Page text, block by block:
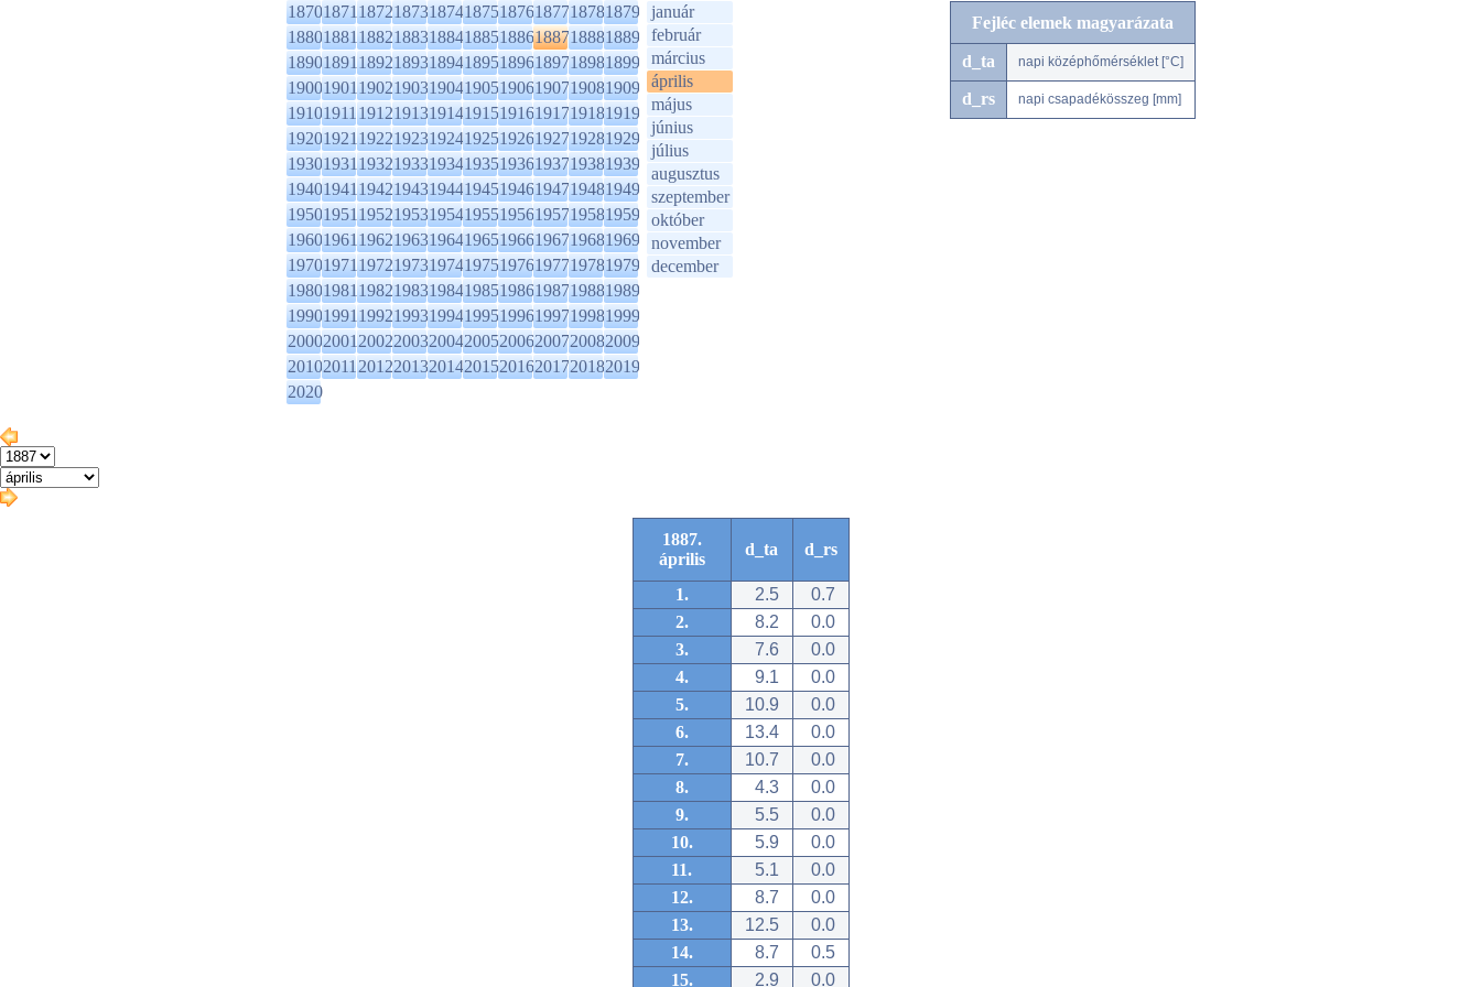
1870187118721873187418751876187718781879
1880188118821883188418851886188718881889
1890189118921893189418951896189718981899
1900190119021903190419051906190719081909
1910191119121913191419151916191719181919
1920192119221923192419251926192719281929
1930193119321933193419351936193719381939
1940194119421943194419451946194719481949
1950195119521953195419551956195719581959
1960196119621963196419651966196719681969
1970197119721973197419751976197719781979
1980198119821983198419851986198719881989
1990199119921993199419951996199719981999
2000200120022003200420052006200720082009
2010201120122013201420152016201720182019
2020
január
február
március
április
május
június
július
augusztus
szeptember
október
november
december
Fejléc elemek magyarázata
d_ta napi középhőmérséklet [°C]
d_rs napi csapadékösszeg [mm]
1887.
április
d_ta d_rs
1. 2.5
0.7
2.
8.2
0.0
3.
7.6
0.0
4.
9.1
0.0
5.
10.9
0.0
6.
13.4
0.0
7.
10.7
0.0
8.
4.3
0.0
9.
5.5
0.0
10.
5.9
0.0
11.
5.1
0.0
12.
8.7
0.0
13.
12.5
0.0
14.
8.7
0.5
15.
2.9 0.0